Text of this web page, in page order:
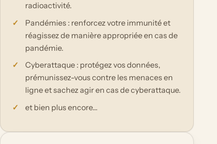
radioactivité.
Pandémies : renforcez votre immunité et
réagissez de manière appropriée en cas de
pandémie.
Cyberattaque : protégez vos données,
prémunissez-vous contre les menaces en
ligne et sachez agir en cas de cyberattaque.
et bien plus encore…